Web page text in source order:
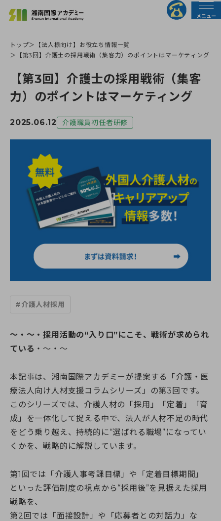
メニュー
法人の皆様へ 行政の皆様へ
トップページ
介護職員初任者研修
介護福祉士受験対策講座
すべての講座
介護職員初任者研修
介護福祉士実務者研修
介護福祉士受験対策講座
綾瀬市委託事業「受講料0円」介護職員初任者研修
介護に関する入門的研修 -通学講座-
介護に関する入門的研修 -オンライン講座-
認知症介護基礎研修 (藤沢市)
認知症介護基礎研修 (相模原市)
認知症介護基礎研修 (横浜市)
認知症介護実践者研修
認知症介護実践リーダー研修
レクリエーション介護士2級講座
全身性障害者ガイドヘルパー養成研修
医療的ケア教員講習会
日本語オンライン学習支援のご案内
重度訪問介護従業者養成研修
福祉用具専門相談員
介護事業所向け研修
教室一覧
海老名校
横浜馬車道関内校
小田原校
横浜二俣川校
横浜みなとみらいサテライト校
伊勢原会場（伊勢原市社会福祉協議会主催 当校講師派遣受
託事業）
東京都
埼玉県
埼玉校【開校準備中】
千葉校【開校準備中】
山梨県
山梨校（甲府商工会議所内)
静岡校【開校準備中】
静岡県
介護求人情報
キャンペーン一覧
お知らせ
活動報告
初めての方へ
初めての方へトップ
湘南国際アカデミーとは?
スタッフ紹介
神奈川県のおすすめ資格
選ばれる理由
よくある質問
修了生の声
受講生・修了生サポート
よくある質問（受講生向け）
介護職仲間づくりプロジェクト
ねんりんセミナー
日本語でゆっくり学ぶ介護技術講座
就職・転職サポート
就職・転職サポート
介護の職場マッチングツアー
介護福祉士専用キャリア相談
ふくしごと
受かるんです
トップ
【法人様向け】お役立ち情報一覧
【第3回】介護士の採用戦術（集客力）のポイントはマーケティング
【第3回】介護士の採用戦術（集客
力）のポイントはマーケティング
2025.06.12 介護職員初任者研修
#介護人材採用
～・～・採用活動の“入り口”にこそ、戦術が求められ
ている ・～・～
本記事は、湘南国際アカデミーが提案する「介護・医
療法人向け人材支援コラムシリーズ」の第3回です。
このシリーズでは、介護人材の「採用」「定着」「育
成」を一体化して捉える中で、法人が人材不足の時代
をどう乗り越え、持続的に“選ばれる職場”になってい
くかを、戦略的に解説しています。
第1回では「介護人事考課目標」や「定着目標期間」
といった評価制度の視点から“採用後”を見据えた採用
戦略を、
第2回では「面接設計」や「応募者との対話力」な